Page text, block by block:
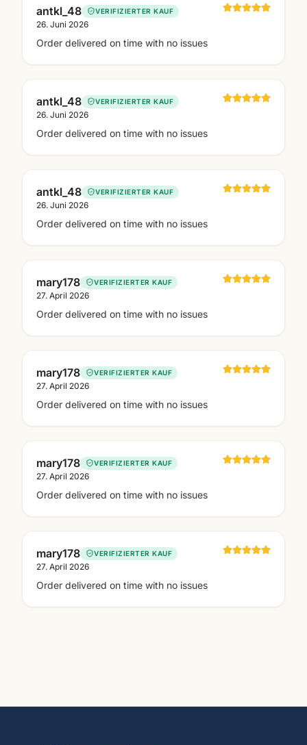
antkl_48 VERIFIZIERTER KAUF
26. Juni 2026
Order delivered on time with no issues
antkl_48 VERIFIZIERTER KAUF
26. Juni 2026
Order delivered on time with no issues
antkl_48 VERIFIZIERTER KAUF
26. Juni 2026
Order delivered on time with no issues
mary178 VERIFIZIERTER KAUF
27. April 2026
Order delivered on time with no issues
mary178 VERIFIZIERTER KAUF
27. April 2026
Order delivered on time with no issues
mary178 VERIFIZIERTER KAUF
27. April 2026
Order delivered on time with no issues
mary178 VERIFIZIERTER KAUF
27. April 2026
Order delivered on time with no issues